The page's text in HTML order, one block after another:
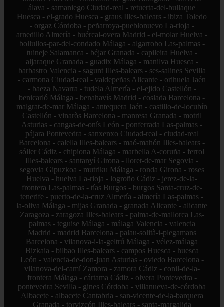
álava - samaniego Ciudad-real - retuerta-del-bullaque
Huesca - el-grado Huesca - graus Illes-balears - ibiza Toledo
- orgaz Córdoba - peñarroya-pueblonuevo La-rioja -
arnedillo Almería - huércal-overa Madrid - el-molar Huelva -
bollullos-par-del-condado Málaga - algarrobo Las-palmas -
tuineje Salamanca - béjar Granada - capileira Huelva -
aljaraque Granada - guadix Málaga - manilva Huesca -
barbastro Valencia - sagunt Illes-balears - ses-salines Sevilla
- carmona Ciudad-real - valdepeñas Alicante - orihuela Jaén
- baeza Navarra - tudela Almería - el-ejido Castellón -
benicarló Málaga - benahavís Madrid - coslada Barcelona -
malgrat-de-mar Málaga - antequera Jaén - castillo-de-locubín
Castellón - vinaròs Barcelona - manresa Granada - motril
Asturias - cangas-de-onís León - ponferrada Las-palmas -
pájara Pontevedra - sanxenxo Ciudad-real - ciudad-real
Barcelona - calella Illes-balears - maó-mahón Illes-balears -
sóller Cádiz - chipiona Málaga - marbella A-coruña - ferrol
Illes-balears - santanyí Girona - lloret-de-mar Segovia -
segovia Gipuzkoa - mutriku Málaga - ronda Girona - roses
Huelva - huelva La-rioja - logroño Cádiz - jerez-de-la-
frontera Las-palmas - tías Burgos - burgos Santa-cruz-de-
tenerife - puerto-de-la-cruz Almería - almería Las-palmas -
la-oliva Málaga - mijas Granada - granada Alicante - alicante
Zaragoza - zaragoza Illes-balears - palma-de-mallorca Las-
palmas - teguise Málaga - málaga Valencia - valencia
Madrid - madrid Barcelona - palau-solità-i-plegamans
Barcelona - vilanova-i-la-geltrú Málaga - vélez-málaga
Bizkaia - bilbao Illes-balears - campos Huesca - huesca
León - valencia-de-don-juan Asturias - oviedo Barcelona -
vilanova-del-camí Zamora - zamora Cádiz - conil-de-la-
frontera Málaga - cártama Cádiz - olvera Pontevedra -
pontevedra Sevilla - gines Córdoba - villanueva-de-córdoba
Albacete - albacete Cantabria - san-vicente-de-la-barquera
Granada - torvizcón Illes-balears - santa-margalida